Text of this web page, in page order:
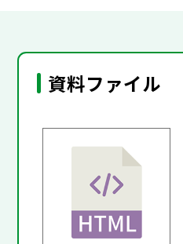
資料ファイル